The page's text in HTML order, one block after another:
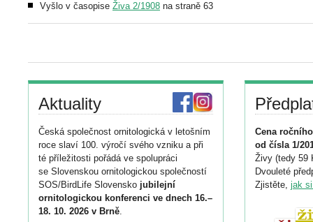
Vyšlo v časopise Živa 2/1908 na straně 63
Aktuality
Česká společnost ornitologická v letošním
roce slaví 100. výročí svého vzniku a při
té příležitosti pořádá ve spolupráci
se Slovenskou ornitologickou společností
SOS/BirdLife Slovensko jubilejní
ornitologickou konferenci ve dnech 16.–
18. 10. 2026 v Brně.
Cena
od čísla 1/
Živy (tedy 59
Dvouleté
Zjistěte, jak